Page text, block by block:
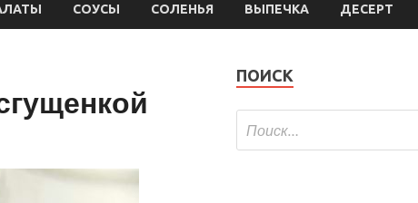
СОУСЫ СОЛЕНЬЯ ВЫПЕЧКА ДЕСЕРТ
ПОИСК